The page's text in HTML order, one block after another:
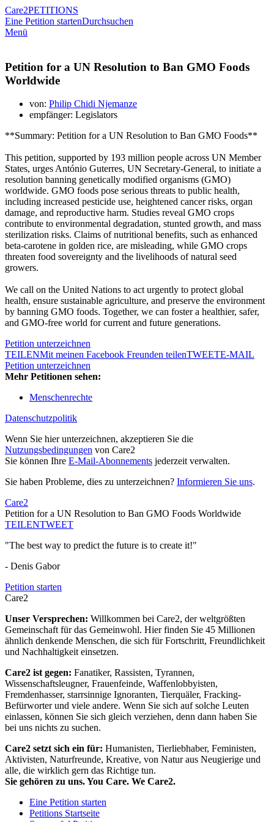
Care2PETITIONS
Eine Petition startenDurchsuchen
Menü
Petition for a UN Resolution to Ban GMO Foods
Worldwide
von: Philip Chidi Njemanze
empfänger: Legislators
**Summary: Petition for a UN Resolution to Ban GMO Foods**
This petition, supported by 193 million people across UN Member
States, urges António Guterres, UN Secretary-General, to initiate a
resolution banning genetically modified organisms (GMO)
worldwide. GMO foods pose serious threats to public health,
including increased pesticide use, heightened cancer risks, organ
damage, and reproductive harm. Studies reveal GMO crops
contribute to environmental degradation, stunted growth, and mass
sterilization risks. Claims of nutritional benefits, such as enhanced
beta-carotene in golden rice, are misleading, while GMO crops
threaten food sovereignty and the livelihoods of natural seed
growers.
We call on the United Nations to act urgently to protect global
health, ensure sustainable agriculture, and preserve the environment
by banning GMO foods. Together, we can foster a healthier, safer,
and GMO-free world for current and future generations.
Petition unterzeichnen
TEILENMit meinen Facebook Freunden teilenTWEETE-MAIL
Petition unterzeichnen
Mehr Petitionen sehen:
Menschenrechte
Datenschutzpolitik
Wenn Sie hier unterzeichnen, akzeptieren Sie die
Nutzungsbedingungen von Care2
Sie können Ihre E-Mail-Abonnements jederzeit verwalten.
Sie haben Probleme, dies zu unterzeichnen? Informieren Sie uns.
Care2
Petition for a UN Resolution to Ban GMO Foods Worldwide
TEILENTWEET
"The best way to predict the future is to create it!"
- Denis Gabor
Petition starten
Care2
Unser Versprechen: Willkommen bei Care2, der weltgrößten
Gemeinschaft für das Gemeinwohl. Hier finden Sie 45 Millionen
ähnlich denkende Menschen, die sich für Fortschritt, Freundlichkeit
und Nachhaltigkeit einsetzen.
Care2 ist gegen: Fanatiker, Rassisten, Tyrannen,
Wissenschaftsleugner, Frauenfeinde, Waffenlobbyisten,
Fremdenhasser, starrsinnige Ignoranten, Tierquäler, Fracking-
Befürworter und viele andere. Wenn Sie sich auf solche Leuten
einlassen, können Sie sich gleich verziehen, denn dann haben Sie
bei uns nichts zu suchen.
Care2 setzt sich ein für: Humanisten, Tierliebhaber, Feministen,
Aktivisten, Naturfreunde, Kreative, von Natur aus Neugierige und
alle, die wirklich gern das Richtige tun.
Sie gehören zu uns. You Care. We Care2.
Eine Petition starten
Petitions Startseite